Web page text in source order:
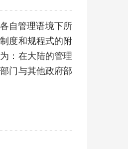
自管理语境下所
度和规程式的附
：在大陆的管理
门与其他政府部